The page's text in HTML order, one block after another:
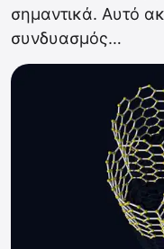
σημαντικά. Αυτό
συνδυασμός…